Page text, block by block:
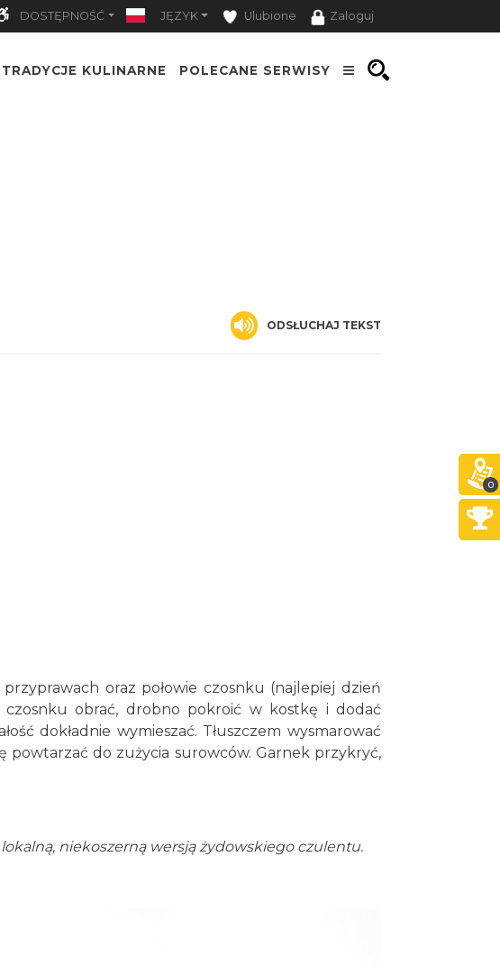
DOSTĘPNOŚĆ JĘZYK Ulubione Zaloguj
TRADYCJE KULINARNE POLECANE SERWISY
ODSŁUCHAJ TEKST
oraz połowie czosnku (najlepiej dzień
obrać, drobno pokroić w kostkę i dodać
dokładnie wymieszać. Tłuszczem wysmarować
powtarzać do zużycia surowców. Garnek przykryć,
niekoszerną wersją żydowskiego czulentu.
0